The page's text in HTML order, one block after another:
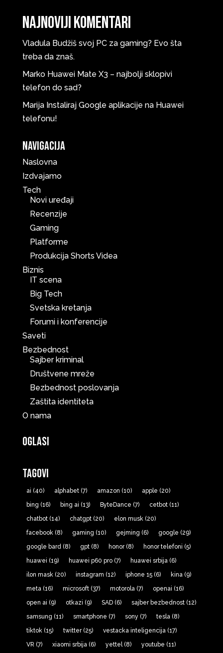
Najnoviji komentari
Vladula Budžiš svoj PC za gaming? Evo šta
treba da znaš.
Marko Huawei Mate X3 – najbolji sklopivi
telefon do sad?
Marija Instaliraj Google aplikacije na Huawei
telefonu!
Navigacija
Naslovna
Izdvajamo
Tech
Novi uređaji
Recenzije
Gaming
Platforme
Produkcija Shorts Videa
Biznis
IT scena
Big Tech
Svetska kretanja
Forumi i konferencije
Saveti
Bezbednost
Sajber kriminal
Društvene mreže
Bezbednost poslovanja
Zaštita identiteta
O nama
Oglasi
Tagovi
ai (40) alphabet(7) amazon (10) apple (20)
bing (16) bing ai (13) ByteDance (7) cetbot(11)
chatbot(14) chatgpt(20) elon musk(20)
facebook(8) gaming (10) gejming (6) google (29)
google bard(8) gpt(8) honor(8) honor telefoni (5)
huawei (19) huawei p60 pro(7) huawei srbija(6)
ilon mask(20) instagram (12) iphone 15(6) kina(9)
meta(16) microsoft(37) motorola(7) openai (16)
open ai (9) otkazi (9) SAD(6) sajber bezbednost(12)
samsung (11) smartphone (7) sony (7) tesla(8)
tiktok(15) twitter(25) vestacka inteligencija(17)
VR (7) xiaomi srbija(6) yettel(8) youtube (11)